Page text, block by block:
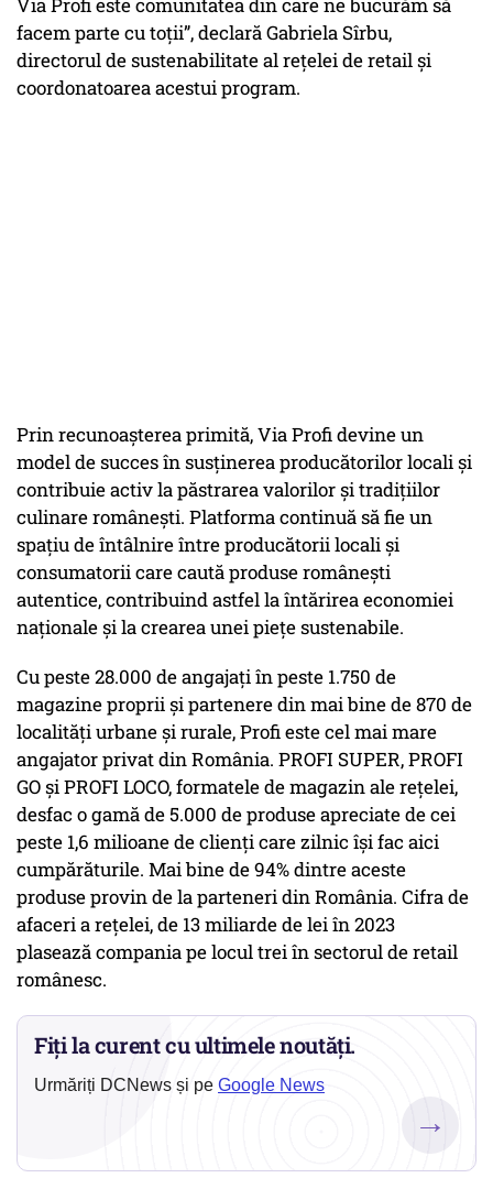
Via Profi este comunitatea din care ne bucurăm să
facem parte cu toții”, declară Gabriela Sîrbu,
directorul de sustenabilitate al rețelei de retail și
coordonatoarea acestui program.
Prin recunoașterea primită, Via Profi devine un
model de succes în susținerea producătorilor locali și
contribuie activ la păstrarea valorilor și tradițiilor
culinare românești. Platforma continuă să fie un
spațiu de întâlnire între producătorii locali și
consumatorii care caută produse românești
autentice, contribuind astfel la întărirea economiei
naționale și la crearea unei piețe sustenabile.
Cu peste 28.000 de angajați în peste 1.750 de
magazine proprii și partenere din mai bine de 870 de
localități urbane și rurale, Profi este cel mai mare
angajator privat din România. PROFI SUPER, PROFI
GO și PROFI LOCO, formatele de magazin ale rețelei,
desfac o gamă de 5.000 de produse apreciate de cei
peste 1,6 milioane de clienți care zilnic își fac aici
cumpărăturile. Mai bine de 94% dintre aceste
produse provin de la parteneri din România. Cifra de
afaceri a rețelei, de 13 miliarde de lei în 2023
plasează compania pe locul trei în sectorul de retail
românesc.
Fiți la curent cu ultimele noutăți.
Urmăriți DCNews și pe Google News
→